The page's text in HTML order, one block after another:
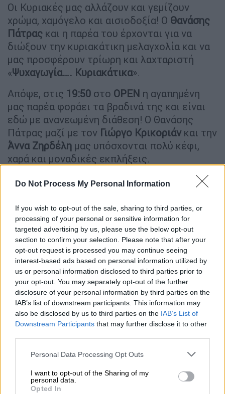
Do Not Process My Personal Information
If you wish to opt-out of the sale, sharing to third parties, or
processing of your personal or sensitive information for
targeted advertising by us, please use the below opt-out
section to confirm your selection. Please note that after your
opt-out request is processed you may continue seeing
interest-based ads based on personal information utilized by
us or personal information disclosed to third parties prior to
your opt-out. You may separately opt-out of the further
disclosure of your personal information by third parties on the
IAB’s list of downstream participants. This information may
also be disclosed by us to third parties on the IAB’s List of
Downstream Participants that may further disclose it to other
Please note that this website/app uses one or more Google
not limited to your visit or usage behaviour. You may click to
grant or deny consent to Google and its third-party tags to
Personal Data Processing Opt Outs
I want to opt-out of the Sharing of my
personal data.
Opted In
Οι Κυριακές μας αλλάζουν και γεμίζουν
χρώμα, χαμόγελο και αισιοδοξία! Ο Θανάσης
Πάτρας και η παρέα του έρχονται για να
διώξουν την κυριακάτικη μελαγχολία και να
μας προσφέρουν τρίωρη και λαχταριστή
«Ψυχαγωγία…. Κυριακάτικα».
Απόψε, στις 19:50 στο OPEN η αγαπημένη
μας παρέα φοράει τα βραδινά της και είναι
εδώ με ανανεωμένη διάθεση! Ο Θανάσης
Πάτρας μαζί με τον Γιώργο Κρικοριάν και την
Άννα Ζηρδέλη μας υπόσχονται πολύ κέφι,
χαρά και μοναδικές εκπλήξεις.
ΔΙΑΒΑΣΤΕ ΕΠΙΣΗΣ
Τηλεόραση|10.05.2026 15:30
J2US: Ξέφρενο πάρτι, λαμπεροί
καλεσμένοι και αγωνία στα ύψη για
την τελευταία αποχώρηση πριν από
τον ημιτελικό
Και φυσικά, δεν είναι μόνοι! Μαζί με την
πάντα ενημερωμένηΝαταλία
Ανδρικοπούλου, ρίχνουν φως στα
παρασκήνια της τηλεόρασης, ενώ δεν
αυθόρμητες στιγμές που κάνουν κάθε
εκπομπή μοναδική!